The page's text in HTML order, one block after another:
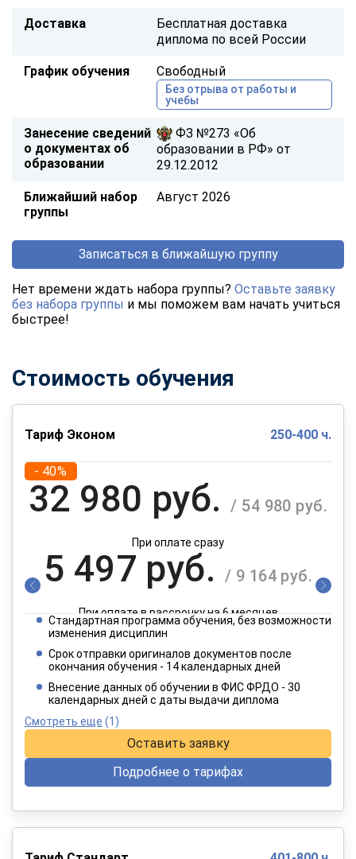
Доставка
Бесплатная доставка
диплома по всей России
График обучения Свободный
Без отрыва от работы и
учебы
Занесение сведений
о документах об
образовании
ФЗ №273 «Об
образовании в РФ» от
29.12.2012
Ближайший набор
группы
Август 2026
Записаться в ближайшую группу
Нет времени ждать набора группы? Оставьте заявку
без набора группы и мы поможем вам начать учиться
быстрее!
Стоимость обучения
Тариф Эконом 250-400 ч.
- 40%
32 980 руб. / 54 980 руб.
При оплате сразу
5 497 руб. / 9 164 руб.
При оплате в рассрочку на 6 месяцев
2 749 руб.
При оплате в рассрочку на 12 месяцев
Стандартная программа обучения, без возможности
изменения дисциплин
Срок отправки оригиналов документов после
окончания обучения - 14 календарных дней
Внесение данных об обучении в ФИС ФРДО - 30
календарных дней с даты выдачи диплома
Смотреть еще (1)
Оставить заявку
Подробнее о тарифах